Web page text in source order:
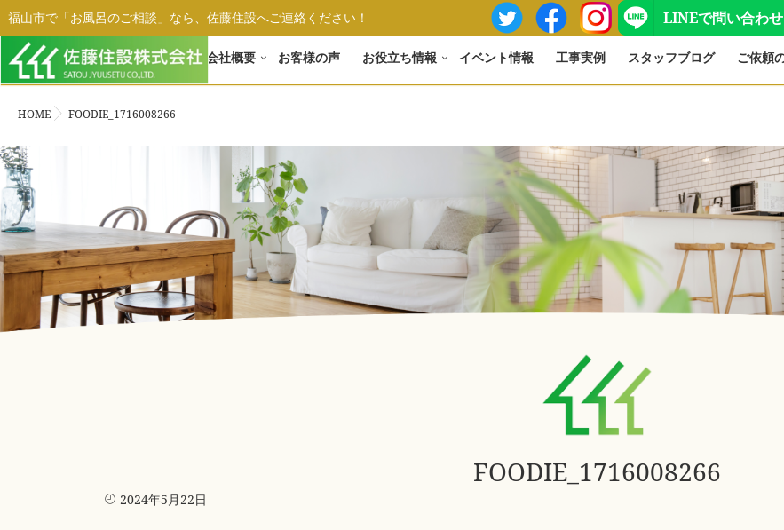
福山市で「お風呂のご相談」なら、佐藤住設へご連絡ください！ LINEで問い合わせ
ホーム 会社概要 お客様の声 お役立ち情報 イベント情報 工事実例 スタッフブログ ご依頼
HOME FOODIE_1716008266
FOODIE_1716008266
2024年5月22日